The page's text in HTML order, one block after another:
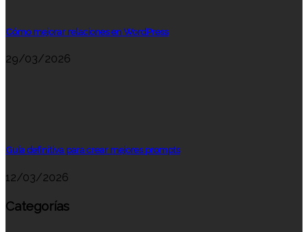
Cómo mejorar relaciones en WordPress
29/03/2026
Guía definitiva para crear mejores prompts
12/03/2026
Categorías